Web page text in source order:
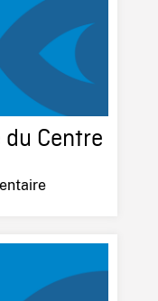
Centre